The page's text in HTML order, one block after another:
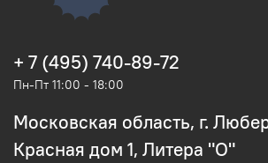
+ 7 (495) 740-89-72
Пн-Пт 11:00 - 18:00
Московская область, г.
Красная дом 1, Литера "О"